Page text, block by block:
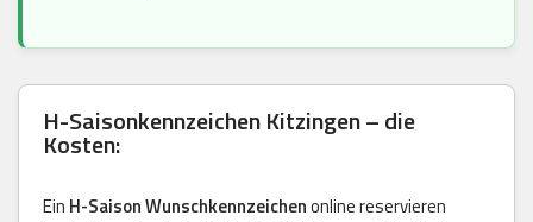
H-Saisonkennzeichen Kitzingen – die
Kosten:
Ein H-Saison Wunschkennzeichenonline reservieren